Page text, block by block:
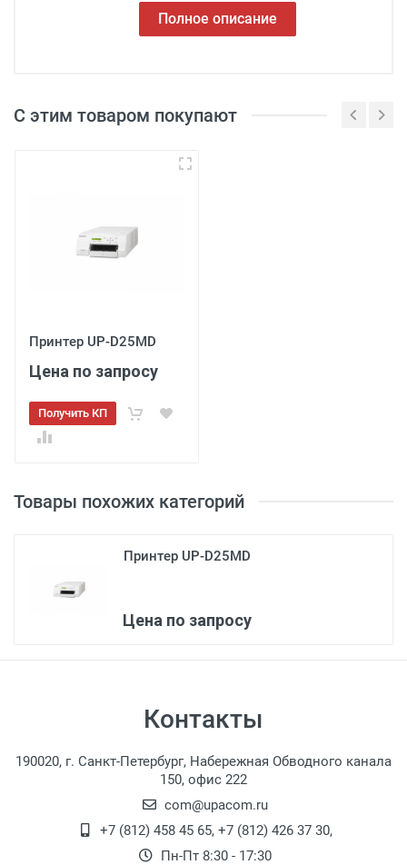
Товары похожих категорий
Принтер UP-D25MD
Цена по запросу
Полное описание
С этим товаром покупают
Принтер UP-D25MD
Цена по запросу
Получить КП
Контакты
190020, г. Санкт-Петербург, Набережная Обводного канала
150, офис 222
com@upacom.ru
+7 (812) 458 45 65, +7 (812) 426 37 30,
Пн-Пт 8:30 - 17:30